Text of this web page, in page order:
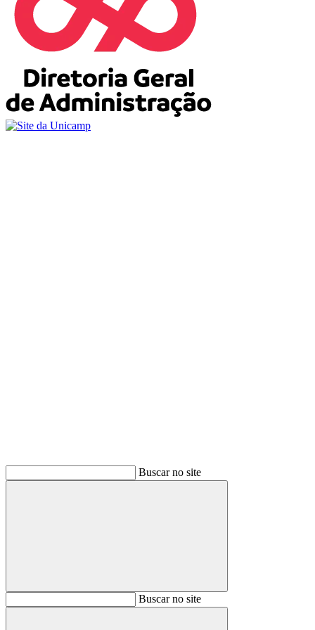
Buscar no site
BuscarBuscar no site